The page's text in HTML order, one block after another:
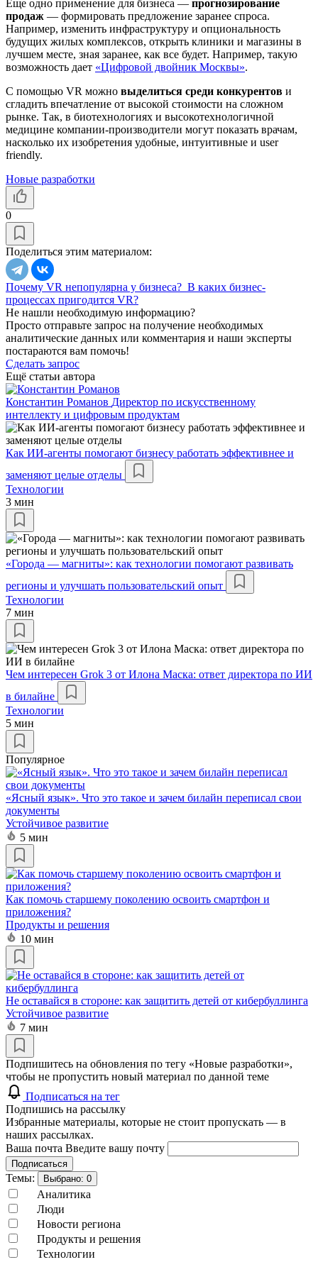
Еще одно применение для бизнеса — прогнозирование
продаж — формировать предложение заранее спроса.
Например, изменить инфраструктуру и опциональность
будущих жилых комплексов, открыть клиники и магазины в
лучшем месте, зная заранее, как все будет. Например, такую
возможность дает «Цифровой двойник Москвы».
С помощью VR можно выделиться среди конкурентов и
сгладить впечатление от высокой стоимости на сложном
рынке. Так, в биотехнологиях и высокотехнологичной
медицине компании-производители могут показать врачам,
насколько их изобретения удобные, интуитивные и user
friendly.
Новые разработки
0
Поделиться этим материалом:
Почему VR непопулярна у бизнеса? В каких бизнес-
процессах пригодится VR?
Не нашли необходимую информацию?
Просто отправьте запрос на получение необходимых
аналитические данных или комментария и наши эксперты
постараются вам помочь!
Сделать запрос
Ещё статьи автора
Константин Романов Директор по искусственному
интеллекту и цифровым продуктам
Как ИИ-агенты помогают бизнесу работать эффективнее и
заменяют целые отделы
Технологии
3 мин
«Города — магниты»: как технологии помогают развивать
регионы и улучшать пользовательский опыт
Технологии
7 мин
Чем интересен Grok 3 от Илона Маска: ответ директора по ИИ
в билайне
Технологии
5 мин
Популярное
«Ясный язык». Что это такое и зачем билайн переписал свои
документы
Устойчивое развитие
5 мин
Как помочь старшему поколению освоить смартфон и
приложения?
Продукты и решения
10 мин
Не оставайся в стороне: как защитить детей от кибербуллинга
Устойчивое развитие
7 мин
Подпишитесь на обновления по тегу «Новые разработки»,
чтобы не пропустить новый материал по данной теме
Подписаться на тег
Подпишись на рассылку
Избранные материалы, которые не стоит пропускать — в
наших рассылках.
Ваша почта Введите вашу почту
Подписаться
Темы: Выбрано: 0
Аналитика
Люди
Новости региона
Продукты и решения
Технологии